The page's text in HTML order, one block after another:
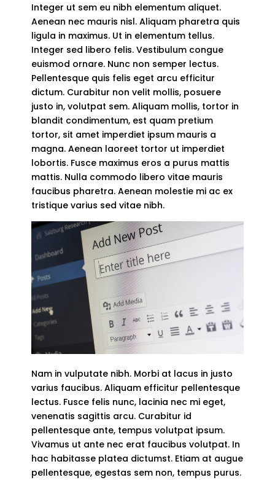
Integer ut sem eu nibh elementum aliquet.
Aenean nec mauris nisl. Aliquam pharetra quis
ligula in maximus. Ut in elementum tellus.
Integer sed libero felis. Vestibulum congue
euismod ornare. Nunc non semper lectus.
Pellentesque quis felis eget arcu efficitur
dictum. Curabitur non velit mollis, posuere
justo in, volutpat sem. Aliquam mollis, tortor in
blandit condimentum, est quam pretium
tortor, sit amet imperdiet ipsum mauris a
magna. Aenean laoreet tortor ut imperdiet
lobortis. Fusce maximus eros a purus mattis
mattis. Nulla commodo libero vitae mauris
faucibus pharetra. Aenean molestie mi ac ex
tristique varius sed vitae nibh.
Nam in vulputate nibh. Morbi at lacus in justo
varius faucibus. Aliquam efficitur pellentesque
lectus. Fusce felis nunc, lacinia nec mi eget,
venenatis sagittis arcu. Curabitur id
pellentesque ante, tempus volutpat ipsum.
Vivamus ut ante nec erat faucibus volutpat. In
hac habitasse platea dictumst. Etiam at augue
pellentesque, egestas sem non, tempus purus.